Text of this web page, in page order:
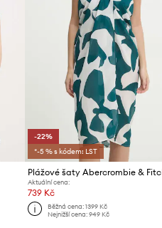
-22%
*-5 % s kódem: LST
Plážové šaty Abercrombie &
Aktuální cena:
739 Kč
Běžná cena: 1399 Kč
Nejnižší cena: 949 Kč